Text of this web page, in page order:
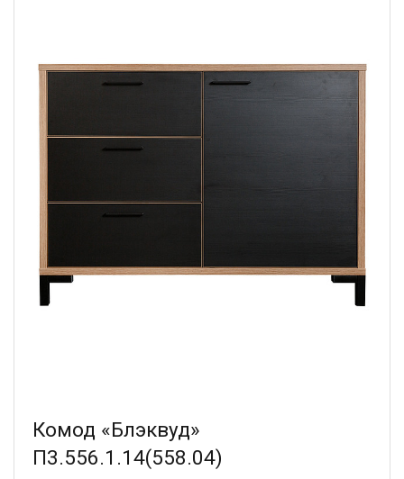
Комод «Блэквуд»
П3.556.1.14(558.04)